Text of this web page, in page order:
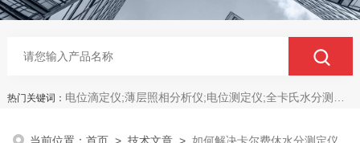
热门关键词： 电位滴定仪;薄层照相分析仪;电位测定仪;全卡氏水分测定仪;全自动永停滴定仪;菌落计数分析仪;抑菌圈测量仪;抑菌圈分析仪